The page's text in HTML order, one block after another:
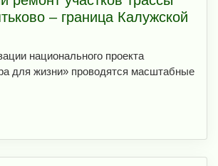
– граница Калужской
национального проекта
для жизни» проводятся масштабные